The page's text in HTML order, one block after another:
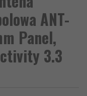
ANT-
Panel,
3.3